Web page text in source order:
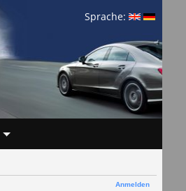
Sprache:
Anmelden